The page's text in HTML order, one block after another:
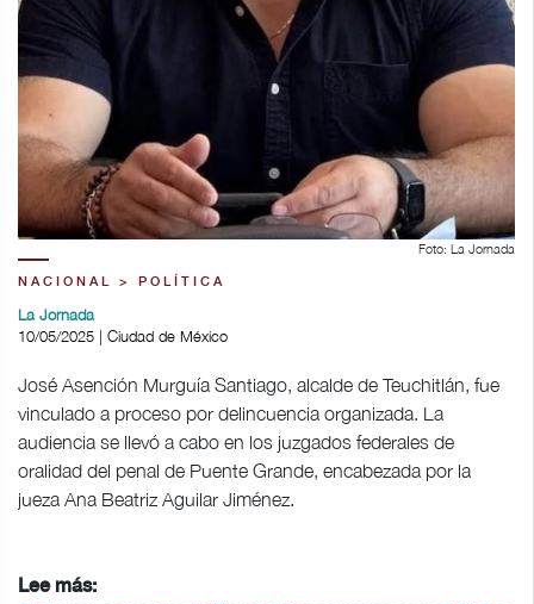
Foto: La Jornada
NACIONAL > POLÍTICA
La Jornada
10/05/2025 | Ciudad de México
José Asención Murguía Santiago, alcalde de Teuchitlán, fue
vinculado a proceso por delincuencia organizada. La
audiencia se llevó a cabo en los juzgados federales de
oralidad del penal de Puente Grande, encabezada por la
jueza Ana Beatriz Aguilar Jiménez.
Lee más: